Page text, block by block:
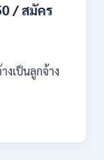
/ สมัคร
งเป็นลูกจ้าง